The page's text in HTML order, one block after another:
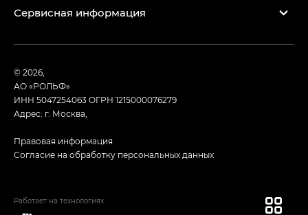
Сервисная информация
© 2026,
АО «РОЛЬФ»
ИНН 5047254063ОГРН 1215000076279
Адрес: г. Москва,
Правовая информация
Согласие на обработку персональных данных
Работает на технологиях